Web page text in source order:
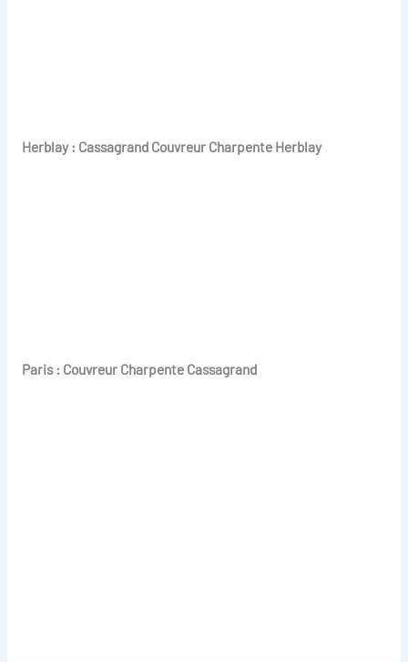
Herblay : Cassagrand Couvreur Charpente Herblay
Paris : Couvreur Charpente Cassagrand